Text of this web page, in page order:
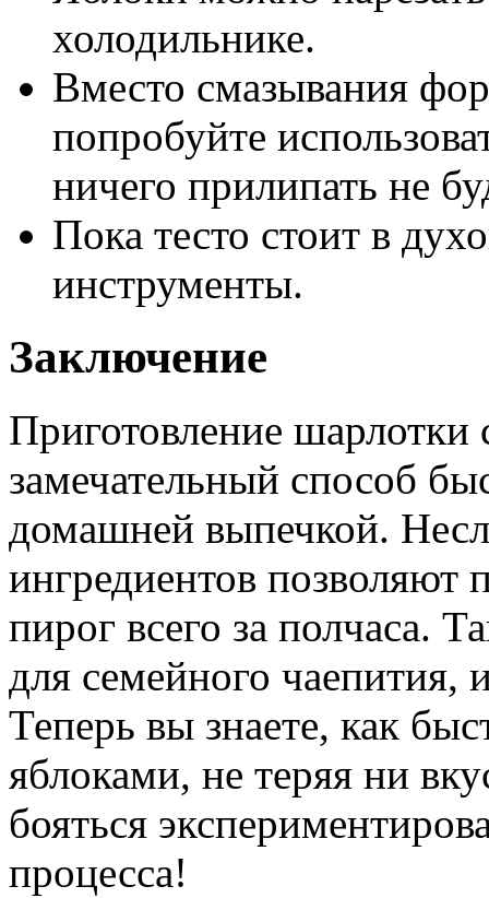
холодильнике.
Вместо смазывания
попробуйте
ничего прилипать не
Пока тесто стоит в
инструменты.
Заключение
Приготовление
замечательный способ
домашней выпечкой.
ингредиентов
пирог всего за полчаса.
для семейного чаепития,
Теперь вы знаете, как
яблоками, не теряя ни
бояться
процесса!